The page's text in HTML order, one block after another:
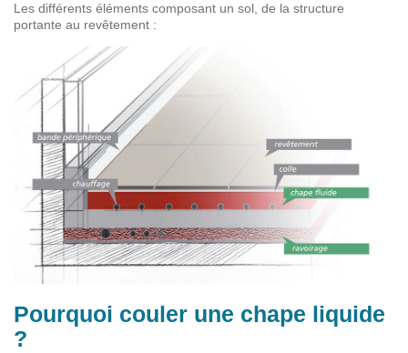
Les différents éléments composant un sol, de la structure
portante au revêtement :
Pourquoi couler une chape liquide
?